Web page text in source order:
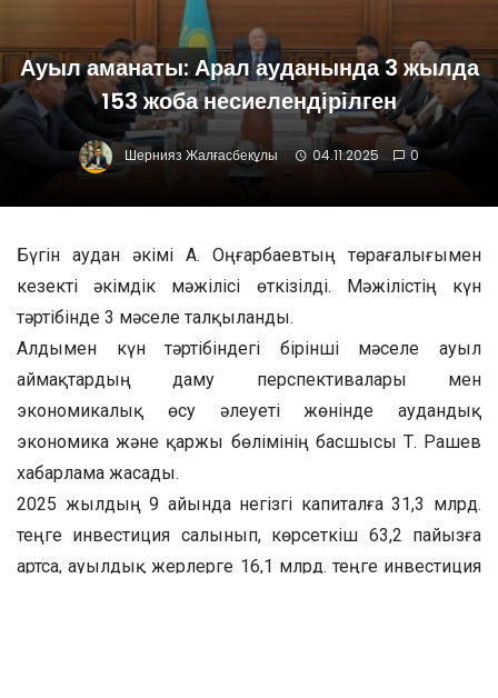
Ауыл аманаты: Арал ауданында 3 жылда
153 жоба несиелендірілген
Шернияз Жалғасбекұлы 04.11.2025 0
Бүгін аудан әкімі А. Оңғарбаевтың төрағалығымен
кезекті әкімдік мәжілісі өткізілді. Мәжілістің күн
тәртібінде 3 мәселе талқыланды.
Алдымен күн тәртібіндегі бірінші мәселе ауыл
аймақтардың даму перспективалары мен
экономикалық өсу әлеуеті жөнінде аудандық
экономика және қаржы бөлімінің басшысы Т. Рашев
хабарлама жасады.
2025 жылдың 9 айында негізгі капиталға 31,3 млрд.
теңге инвестиция салынып, көрсеткіш 63,2 пайызға
артса, ауылдық жерлерге 16,1 млрд. теңге инвестиция